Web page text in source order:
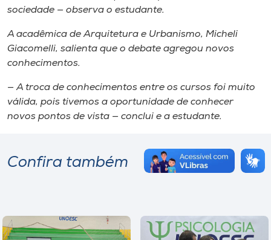
sociedade — observa o estudante.
A acadêmica de Arquitetura e Urbanismo, Micheli
Giacomelli, salienta que o debate agregou novos
conhecimentos.
— A troca de conhecimentos entre os cursos foi muito
válida, pois tivemos a oportunidade de conhecer
novos pontos de vista — conclui e a estudante.
Confira também